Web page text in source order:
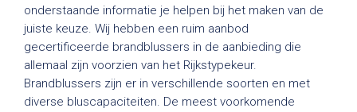
onderstaande informatie je helpen bij het maken van de
juiste keuze. Wij hebben een ruim aanbod
gecertificeerde brandblussers in de aanbieding die
allemaal zijn voorzien van het Rijkstypekeur.
Brandblussers zijn er in verschillende soorten en met
diverse bluscapaciteiten. De meest voorkomende